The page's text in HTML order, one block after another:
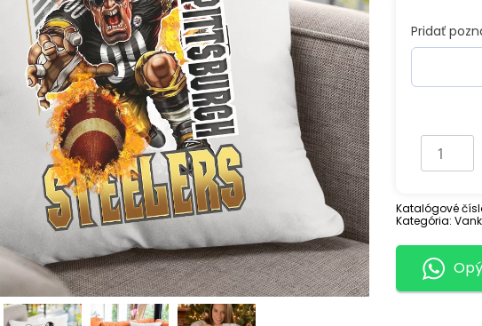
Pridať
množstvo
Vankúš
potlačou
STEELERS
Katalógové
Kategória: